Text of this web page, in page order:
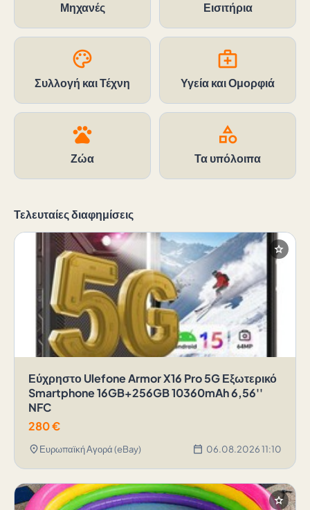
Μηχανές Εισιτήρια
palette
Συλλογή και Τέχνη
medical_services
Υγεία και Ομορφιά
pets
Ζώα
category
Τα υπόλοιπα
Τελευταίες διαφημίσεις
star
Εύχρηστο Ulefone Armor X16 Pro 5G Εξωτερικό
Smartphone 16GB+256GB 10360mAh 6,56''
NFC
280€
location_onΕυρωπαϊκή Αγορά (eBay) calendar_today 06.08.2026 11:10
star